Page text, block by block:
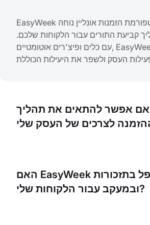
EasyWeek מספקת פלטפורמת הזמנות אונליין נוחה
קביעת התורים עבור הלקוחות שלכם.
עם כלים ופיצ'רים אוטומטיים, EasyWeek יכולה לעזור
אפשר להתאים את תהליך
שירותים ואף להתאים את העיצוב של
עמוד ההזמנה שלכם.
האם EasyWeek יכולה לטפל בתזכורות
ובמעקב עבור הלקוחות שלי?